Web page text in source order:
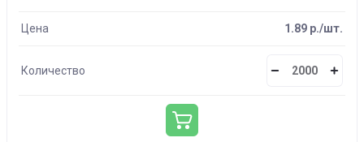
Цена 1.89 р./шт.
Количество